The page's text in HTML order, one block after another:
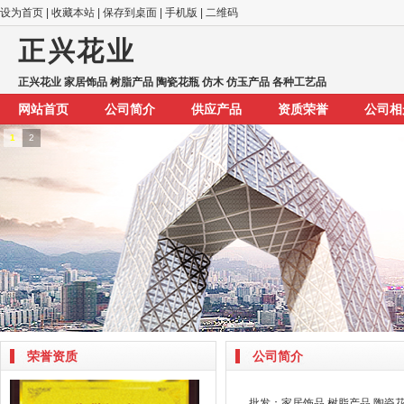
设为首页 收藏本站 保存到桌面 手机版 二维码
正兴花业
正兴花业 家居饰品 树脂产品 陶瓷花瓶 仿木 仿玉产品 各种工艺品
网站首页 公司简介 供应产品 资质荣誉 公司
1 2
荣誉资质 公司简介